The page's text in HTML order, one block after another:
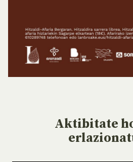
Aktibitate